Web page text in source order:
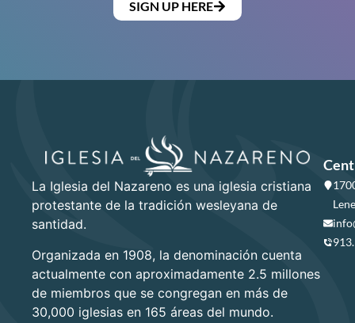
SIGN UP HERE
La Iglesia del Nazareno es una iglesia cristiana
protestante de la tradición wesleyana de
santidad.
Organizada en 1908, la denominación cuenta
actualmente con aproximadamente 2.5 millones
de miembros que se congregan en más de
30,000 iglesias en 165 áreas del mundo.